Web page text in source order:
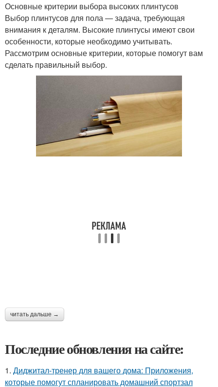
Основные критерии выбора высоких плинтусов
Выбор плинтусов для пола — задача, требующая
внимания к деталям. Высокие плинтусы имеют свои
особенности, которые необходимо учитывать.
Рассмотрим основные критерии, которые помогут вам
сделать правильный выбор.
читать дальше →
Последние обновления на сайте:
1. Диджитал-тренер для вашего дома: Приложения,
которые помогут спланировать домашний спортзал